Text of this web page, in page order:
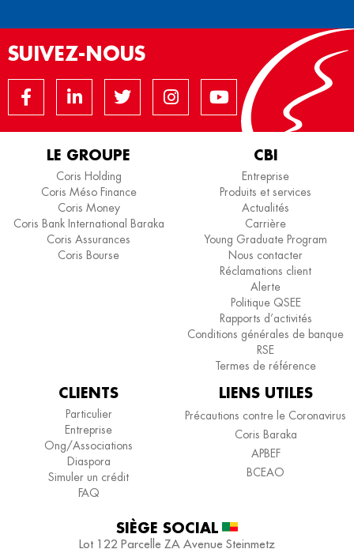
SUIVEZ-NOUS
LE GROUPE
Coris Holding
Coris Méso Finance
Coris Money
Coris Bank International Baraka
Coris Assurances
Coris Bourse
CBI
Entreprise
Produits et services
Actualités
Carrière
Young Graduate Program
Nous contacter
Réclamations client
Alerte
Politique QSEE
Rapports d’activités
Conditions générales de banque
RSE
Termes de référence
CLIENTS
Particulier
Entreprise
Ong/Associations
Diaspora
Simuler un crédit
FAQ
LIENS UTILES
Précautions contre le Coronavirus
Coris Baraka
APBEF
BCEAO
SIÈGE SOCIAL​
Lot 122 Parcelle ZA Avenue Steinmetz